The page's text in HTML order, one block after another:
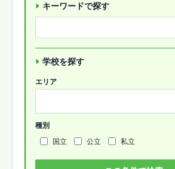
キーワードで探す
学校を探す
エリア
種別
国立
公立 私立